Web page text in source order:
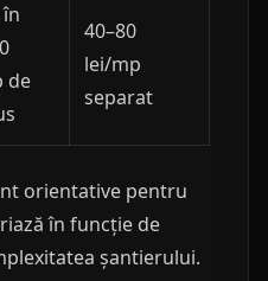
de
40–80
lei/mp
separat
orientative pentru
în funcție de
șantierului.